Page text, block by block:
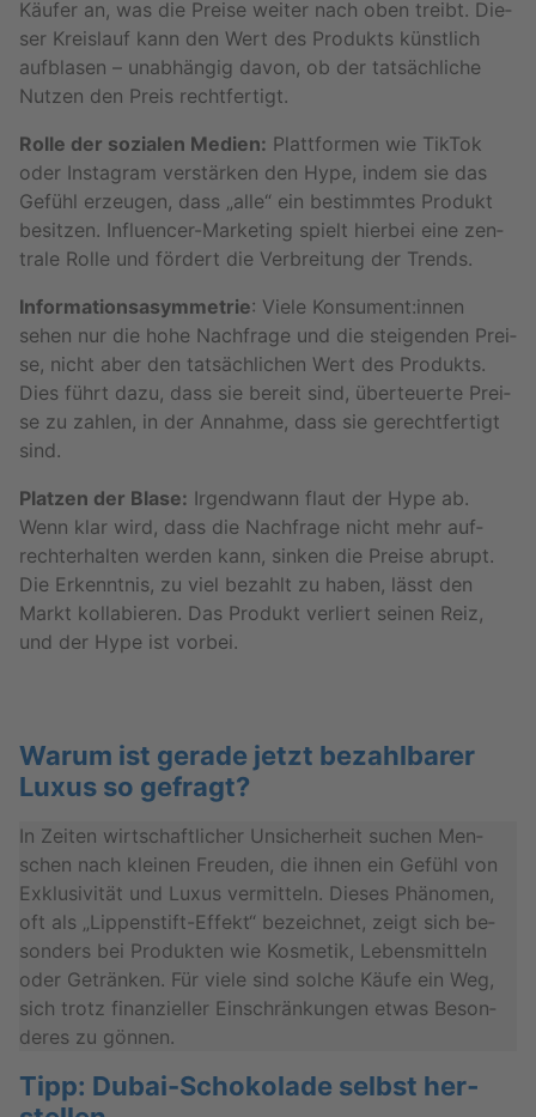
Käu­fer an, was die Prei­se wei­ter nach oben treibt. Die­
ser Kreis­lauf kann den Wert des Pro­dukts künst­lich
auf­bla­sen – un­ab­hän­gig davon, ob der tat­säch­li­che
Nut­zen den Preis recht­fer­tigt.
Rolle der so­zia­len Me­di­en: Platt­for­men wie Tik­Tok
oder Ins­ta­gram ver­stär­ken den Hype, indem sie das
Ge­fühl er­zeu­gen, dass „alle“ ein be­stimm­tes Pro­dukt
be­sit­zen. In­flu­en­cer-Mar­ke­ting spielt hier­bei eine zen­
tra­le Rolle und för­dert die Ver­brei­tung der Trends.
In­for­ma­ti­ons­asym­me­trie: Viele Kon­su­ment:innen
sehen nur die hohe Nach­fra­ge und die stei­gen­den Prei­
se, nicht aber den tat­säch­li­chen Wert des Pro­dukts.
Dies führt dazu, dass sie be­reit sind, über­teu­er­te Prei­
se zu zah­len, in der An­nah­me, dass sie ge­recht­fer­tigt
sind.
Plat­zen der Blase: Ir­gend­wann flaut der Hype ab.
Wenn klar wird, dass die Nach­fra­ge nicht mehr auf­
recht­er­hal­ten wer­den kann, sin­ken die Prei­se ab­rupt.
Die Er­kennt­nis, zu viel be­zahlt zu haben, lässt den
Markt kol­la­bie­ren. Das Pro­dukt ver­liert sei­nen Reiz,
und der Hype ist vor­bei.
Warum ist ge­ra­de jetzt be­zahl­ba­rer
Luxus so ge­fragt?
In Zei­ten wirt­schaft­li­cher Un­si­cher­heit su­chen Men­
schen nach klei­nen Freu­den, die ihnen ein Ge­fühl von
Ex­klu­si­vi­tät und Luxus ver­mit­teln. Die­ses Phä­no­men,
oft als „Lip­pen­stift-Ef­fekt“ be­zeich­net, zeigt sich be­
son­ders bei Pro­duk­ten wie Kos­me­tik, Le­bens­mit­teln
oder Ge­trän­ken. Für viele sind sol­che Käufe ein Weg,
sich trotz fi­nan­zi­el­ler Ein­schrän­kun­gen etwas Be­son­
de­res zu gön­nen.
Tipp: Du­bai-Scho­ko­la­de selbst her­